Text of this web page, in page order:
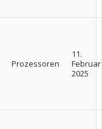
Prozessoren
11.
Februar
2025